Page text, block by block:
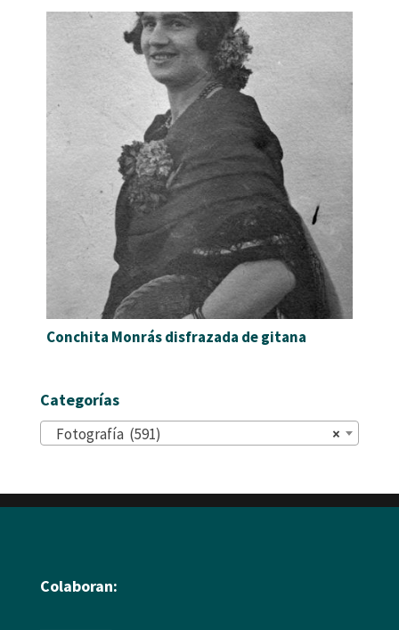
Conchita Monrás disfrazada de gitana
Categorías
×
Fotografía (591)
Colaboran: